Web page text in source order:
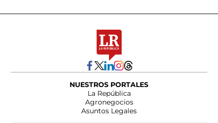
NUESTROS PORTALES
La República
Agronegocios
Asuntos Legales